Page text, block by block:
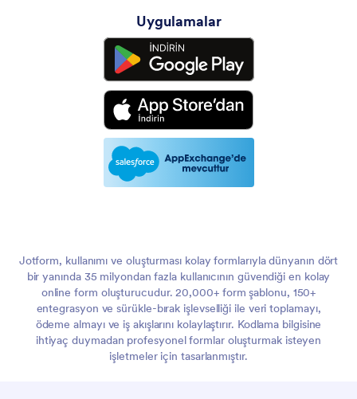
Uygulamalar
Jotform, kullanımı ve oluşturması kolay formlarıyla dünyanın dört
bir yanında 35 milyondan fazla kullanıcının güvendiği en kolay
online form oluşturucudur. 20,000+ form şablonu, 150+
entegrasyon ve sürükle-bırak işlevselliği ile veri toplamayı,
ödeme almayı ve iş akışlarını kolaylaştırır. Kodlama bilgisine
ihtiyaç duymadan profesyonel formlar oluşturmak isteyen
işletmeler için tasarlanmıştır.